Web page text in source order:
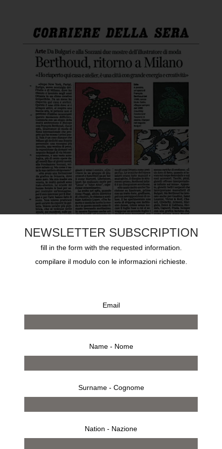
FRANÇOIS BERTHOUD
NEWSLETTER SUBSCRIPTION
fill in the form with the requested information.
compilare il modulo con le informazioni richieste.
Email
Name - Nome
Surname - Cognome
Nation - Nazione